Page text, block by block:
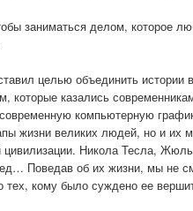
заниматься делом, которое
целью объединить истории
которые казались
компьютерную
жизни великих людей, но и их
цивилизации. Никола Тесла,
Поведав об их жизни, мы не
тех, кому было суждено ее